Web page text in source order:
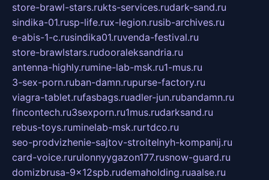
store-brawl-stars.rukts-services.rudark-sand.ru
sindika-01.rusp-life.rux-legion.rusib-archives.ru
e-abis-1-c.rusindika01.ruvenda-festival.ru
store-brawlstars.rudooraleksandria.ru
antenna-highly.rumine-lab-msk.ru1-mus.ru
3-sex-porn.ruban-damn.rupurse-factory.ru
viagra-tablet.rufasbags.ruadler-jun.rubandamn.ru
fincontech.ru3sexporn.ru1mus.rudarksand.ru
rebus-toys.ruminelab-msk.rurtdco.ru
seo-prodvizhenie-sajtov-stroitelnyh-kompanij.ru
card-voice.rurulonnyygazon177.rusnow-guard.ru
domizbrusa-9x12spb.rudemaholding.ruaalse.ru